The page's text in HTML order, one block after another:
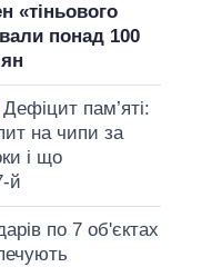
«тіньового
понад 100
Дефіцит пам’яті:
на чипи за
і що
й
по 7 об'єктах